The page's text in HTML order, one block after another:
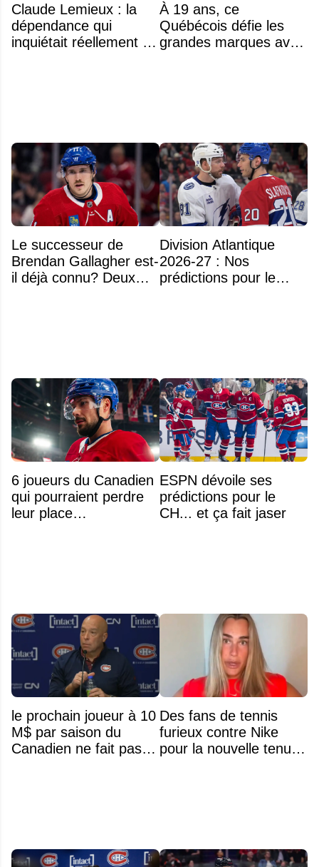
Claude Lemieux : la
dépendance qui
inquiétait réellement sa
À 19 ans, ce
Québécois défie les
grandes marques avec
Le successeur de
Brendan Gallagher est-
il déjà connu? Deux
Division Atlantique
2026-27 : Nos
prédictions pour le
6 joueurs du Canadien
qui pourraient perdre
leur place
ESPN dévoile ses
prédictions pour le
CH... et ça fait jaser
le prochain joueur à 10
M$ par saison du
Canadien ne fait pas
Des fans de tennis
furieux contre Nike
pour la nouvelle tenue